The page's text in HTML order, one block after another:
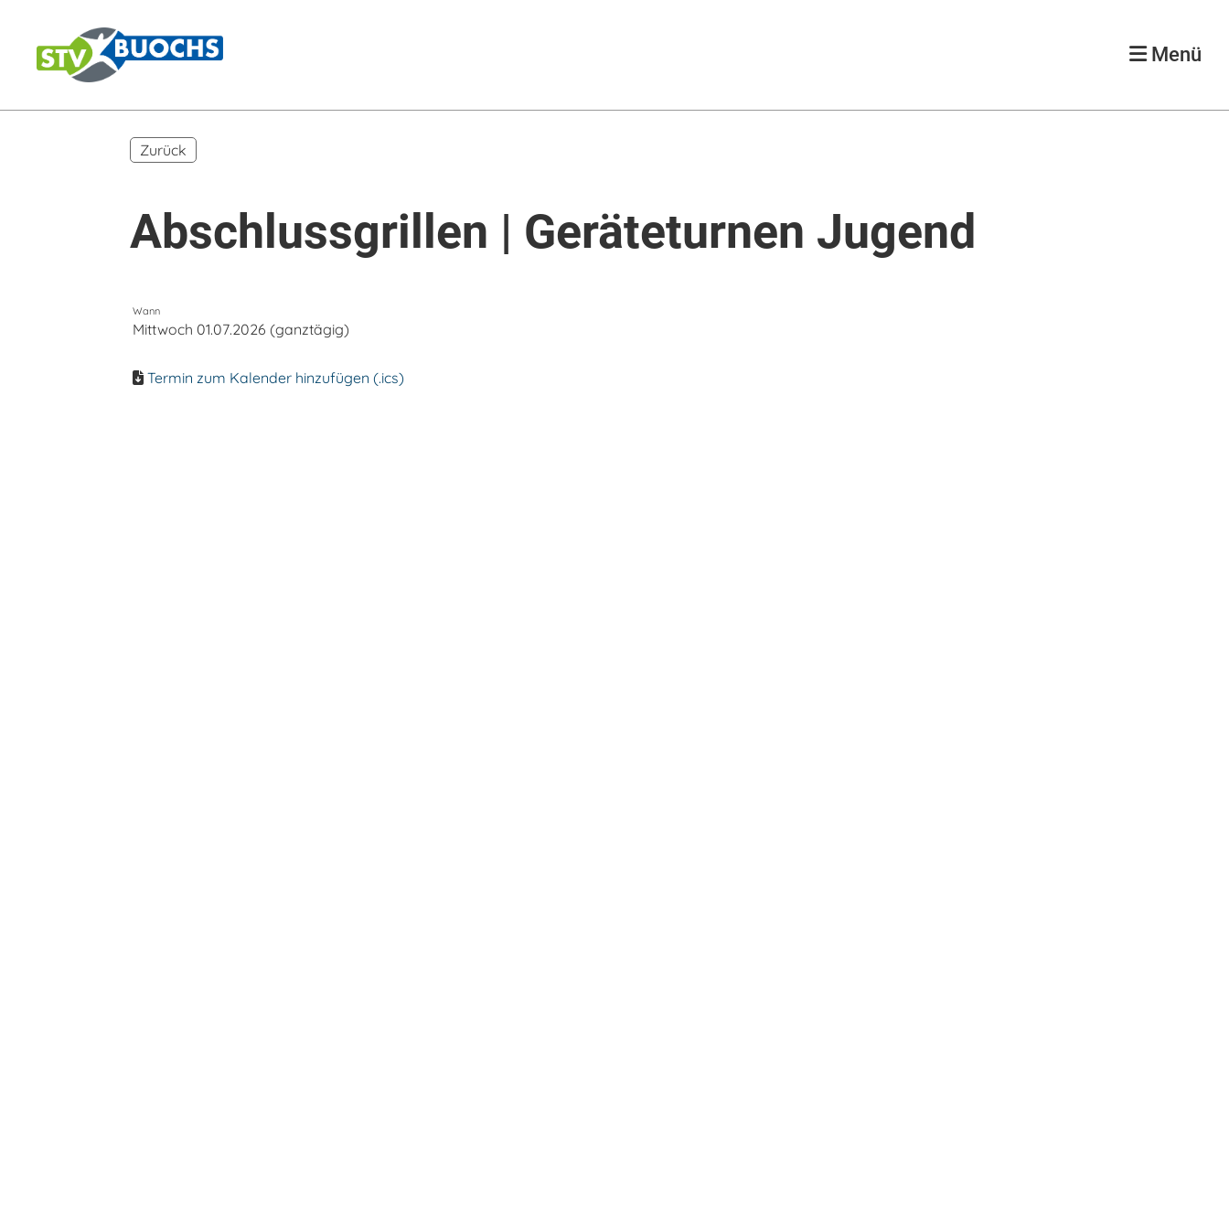
Menü
Zurück
Abschlussgrillen | Geräteturnen Jugend
Wann
Mittwoch 01.07.2026 (ganztägig)
Termin zum Kalender hinzufügen (.ics)